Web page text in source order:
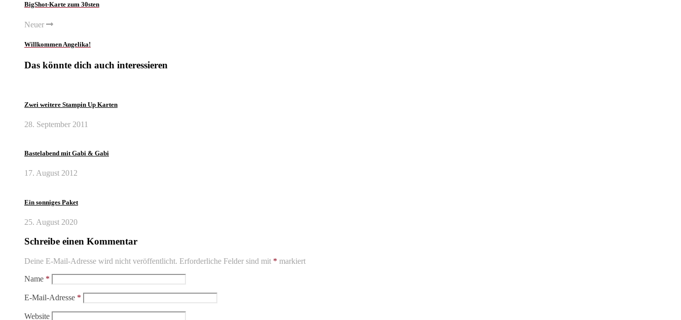
BigShot-Karte zum 30sten
Neuer
Willkommen Angelika!
Das könnte dich auch interessieren
Zwei weitere Stampin Up Karten
28. September 2011
Bastelabend mit Gabi & Gabi
17. August 2012
Ein sonniges Paket
25. August 2020
Schreibe einen Kommentar
Deine E-Mail-Adresse wird nicht veröffentlicht. Erforderliche Felder sind mit * markiert
Name *
E-Mail-Adresse *
Website